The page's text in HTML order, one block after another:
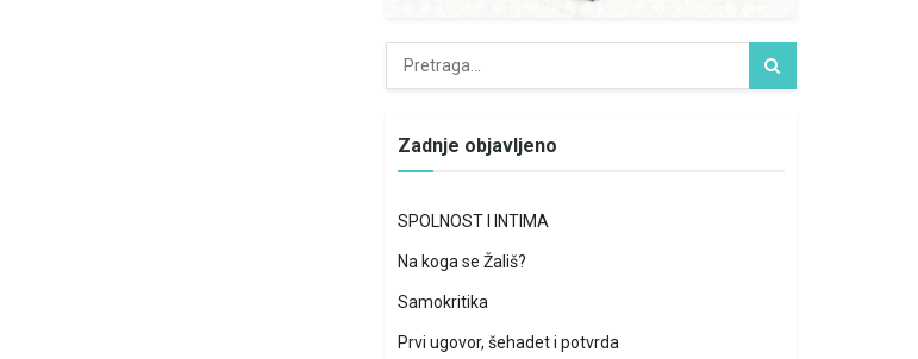
Zadnje objavljeno
SPOLNOST I INTIMA
Na koga se Žališ?
Samokritika
Prvi ugovor, šehadet i potvrda